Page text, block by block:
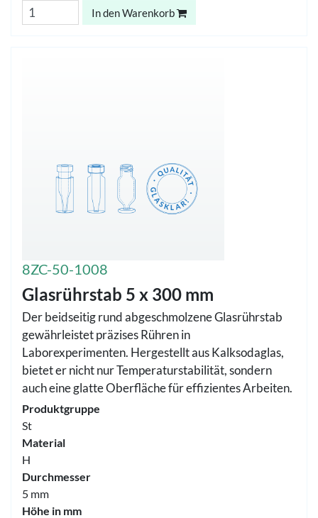
In den Warenkorb
8ZC-50-1008
Glasrührstab 5 x 300 mm
Der beidseitig rund abgeschmolzene Glasrührstab
gewährleistet präzises Rühren in
Laborexperimenten. Hergestellt aus Kalksodaglas,
bietet er nicht nur Temperaturstabilität, sondern
auch eine glatte Oberfläche für effizientes Arbeiten.
Produktgruppe
St
Material
H
Durchmesser
5 mm
Höhe in mm